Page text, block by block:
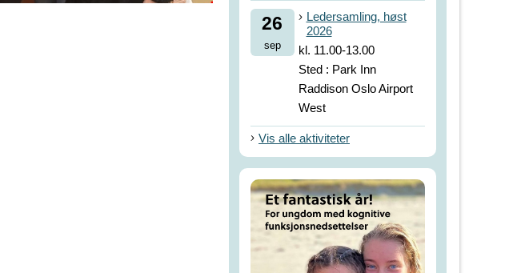
26
sep
Ledersamling, høst
2026
kl. 11.00-13.00
Sted : Park Inn
Raddison Oslo Airport
West
Vis alle aktiviteter